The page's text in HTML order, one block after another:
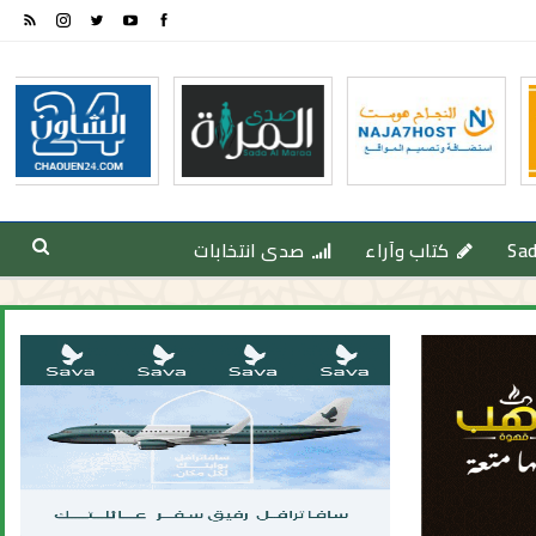
كتاب وآراء صدى انتخابات